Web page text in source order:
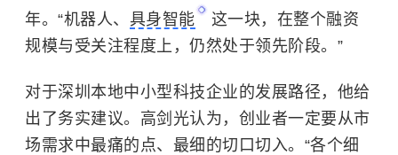
年。“机器人、 具身智能
这一块，在整个融资
规模与受关注程度上，仍然处于领先阶段。”
对于深圳本地中小型科技企业的发展路径，他给
出了务实建议。高剑光认为，创业者一定要从市
场需求中最痛的点、最细的切口切入。“各个细